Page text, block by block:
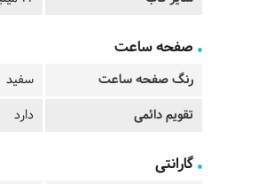
صفحه ساعت
رنگ صفحه ساعت
سفید
تقویم دائمی
دارد
گارانتی